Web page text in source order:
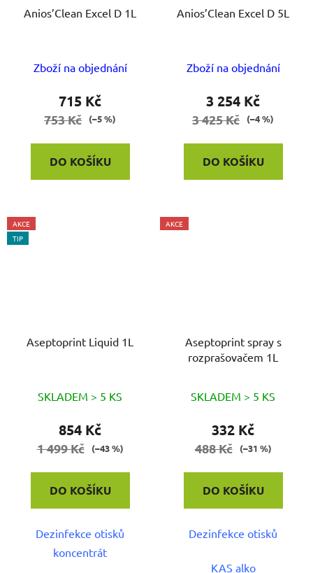
Anios’Clean Excel D 1L
Zboží na objednání
715 Kč
753 Kč (–5 %)
DO KOŠÍKU
Anios’Clean Excel D 5L
Zboží na objednání
3 254 Kč
3 425 Kč (–4 %)
DO KOŠÍKU
AKCE
TIP
Aseptoprint Liquid 1L
SKLADEM > 5 KS
854 Kč
1 499 Kč (–43 %)
DO KOŠÍKU
Dezinfekce otisků
koncentrát
AKCE
Aseptoprint spray s
rozprašovačem 1L
SKLADEM > 5 KS
332 Kč
488 Kč (–31 %)
DO KOŠÍKU
Dezinfekce otisků
KAS alko